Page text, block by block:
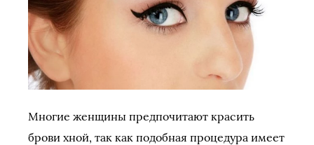
Многие женщины предпочитают красить
брови хной, так как подобная процедура имеет